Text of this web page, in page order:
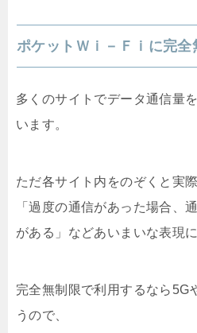
ポケットＷｉ－Ｆｉに完
多くのサイトでデータ通信量
います。
ただ各サイト内をのぞくと実
「過度の通信があった場合、
がある」などあいまいな表現
完全無制限で利用するなら5G
うので、